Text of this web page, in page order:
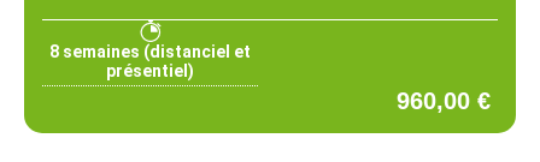
8 semaines (distanciel et
présentiel)
960,00 €